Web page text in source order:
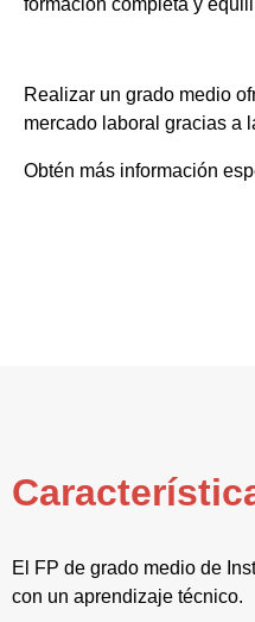
formación completa y
Realizar un grado medio
mercado laboral gracias a
Obtén más información
El FP de grado medio de
con un aprendizaje técnico.